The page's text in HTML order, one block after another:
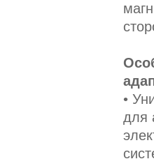
•
для